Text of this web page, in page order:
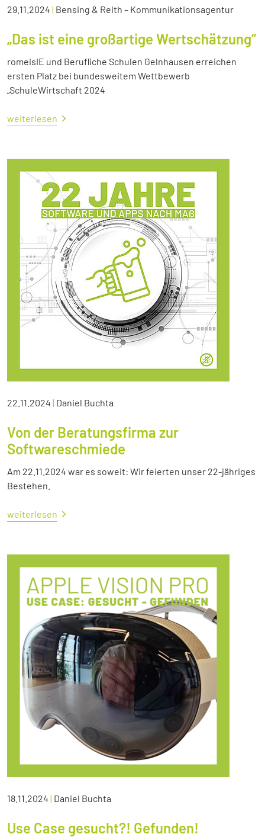
29.11.2024 | Bensing & Reith – Kommunikationsagentur
„Das ist eine großartige Wertschätzung“
romeisIE und Berufliche Schulen Gelnhausen erreichen
ersten Platz bei bundesweitem Wettbewerb
„SchuleWirtschaft 2024
weiterlesen
22.11.2024 | Daniel Buchta
Von der Beratungsfirma zur
Softwareschmiede
Am 22.11.2024 war es soweit: Wir feierten unser 22-jähriges
Bestehen.
weiterlesen
18.11.2024 | Daniel Buchta
Use Case gesucht?! Gefunden!